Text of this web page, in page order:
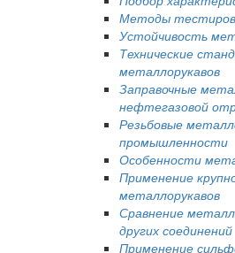
Методы
Устойчивость
Технические
металлорукавов
Заправочные
нефтегазовой
Резьбовые
промышленности
Особенности
Применение
металлорукавов
Сравнение
других соединений
Применение